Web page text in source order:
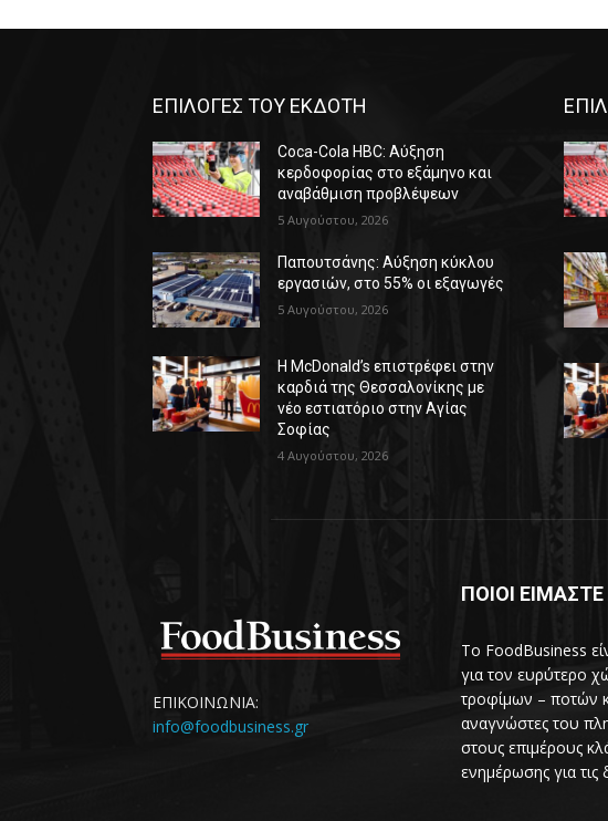
ΕΠΙΛΟΓΕΣ ΤΟΥ ΕΚΔΟΤΗ
Coca-Cola HBC: Αύξηση
κερδοφορίας στο εξάμηνο και
αναβάθμιση προβλέψεων
5 Αυγούστου, 2026
Παπουτσάνης: Αύξηση κύκλου
εργασιών, στο 55% οι εξαγωγές
5 Αυγούστου, 2026
Η McDonald’s επιστρέφει στην
καρδιά της Θεσσαλονίκης με
νέο εστιατόριο στην Αγίας
Σοφίας
4 Αυγούστου, 2026
ΕΠΙΚΟΙΝΩΝΙΑ:
info@foodbusiness.gr
ΠΟΙΟΙ ΕΙΜΑΣΤΕ
Το FoodBusiness
για τον ευρύτερο
τροφίμων – ποτών
αναγνώστες του
στους επιμέρους
ενημέρωσης για τις